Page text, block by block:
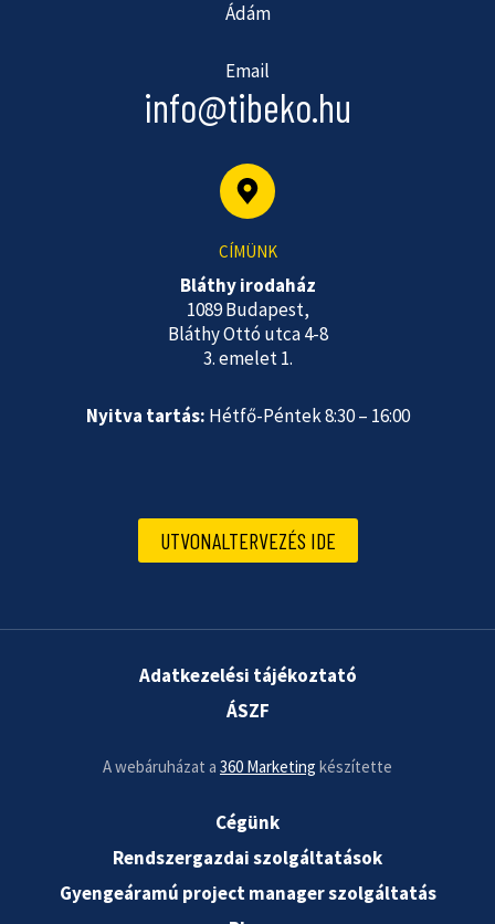
Ádám
Email
info@tibeko.hu
CÍMÜNK
Bláthy irodaház
1089 Budapest,
Bláthy Ottó utca 4-8
3. emelet 1.
Nyitva tartás: Hétfő-Péntek 8:30 – 16:00
UTVONALTERVEZÉS IDE
Cégünk
Rendszergazdai szolgáltatások
Gyengeáramú project manager szolgáltatás
Adatkezelési tájékoztató
ÁSZF
A webáruházat a 360 Marketing készítette